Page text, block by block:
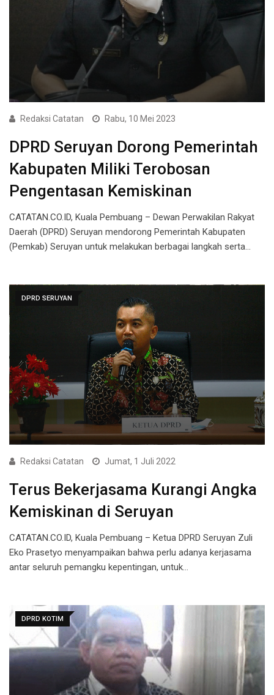
Redaksi Catatan Rabu, 10 Mei 2023
DPRD Seruyan Dorong Pemerintah
Kabupaten Miliki Terobosan
Pengentasan Kemiskinan
CATATAN.CO.ID, Kuala Pembuang – Dewan Perwakilan Rakyat
Daerah (DPRD) Seruyan mendorong Pemerintah Kabupaten
(Pemkab) Seruyan untuk melakukan berbagai langkah serta…
DPRD SERUYAN
Redaksi Catatan Jumat, 1 Juli 2022
Terus Bekerjasama Kurangi Angka
Kemiskinan di Seruyan
CATATAN.CO.ID, Kuala Pembuang – Ketua DPRD Seruyan Zuli
Eko Prasetyo menyampaikan bahwa perlu adanya kerjasama
antar seluruh pemangku kepentingan, untuk…
DPRD KOTIM